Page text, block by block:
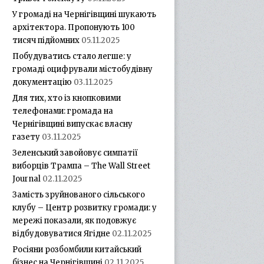
У громаді на Чернігівщині шукають
архітектора. Пропонують 100
тисяч підйомних 05.11.2025
Побудуватись стало легше: у
громаді оцифрували містобудівну
документацію 03.11.2025
Для тих, хто із кнопковими
телефонами: громада на
Чернігівщині випускає власну
газету 03.11.2025
Зеленський завойовує симпатії
виборців Трампа – The Wall Street
Journal 02.11.2025
Замість зруйнованого сільського
клубу – Центр розвитку громади: у
мережі показали, як подовжує
відбудовуватися Ягідне 02.11.2025
Росіяни розбомбили китайський